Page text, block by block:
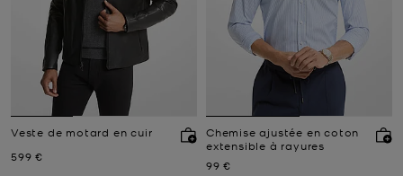
Veste de motard en cuir
Prix actuel
599 €
Chemise ajustée en coton
extensible à rayures
Prix actuel
99 €